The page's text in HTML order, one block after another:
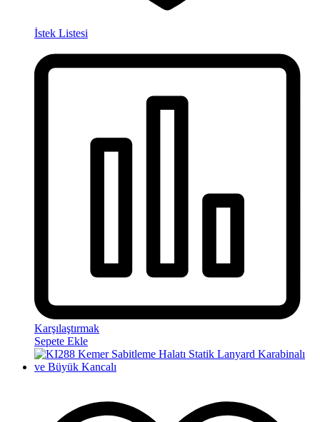
İstek Listesi
Karşılaştırmak
Sepete Ekle